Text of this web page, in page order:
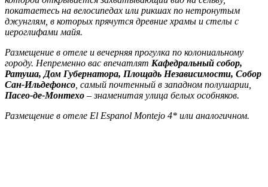
покатаетесь на велосипедах или рикшах по нетронутым
джунглям, в которых прячутся древние храмы и стелы с
иероглифами майя.
Размещение в отеле и вечерняя прогулка по колониальному
городу. Непременно вас впечатлят Кафедральный собор,
Ратуша, Дом Губернатора, Площадь Независимости, Собор
Сан-Ильдефонсо , самый почтенный в западном полушарии,
Пасео-де-Монтехо – знаменитая улица белых особняков.
Размещение в отеле El Espanol Montejo 4* или аналогичном.